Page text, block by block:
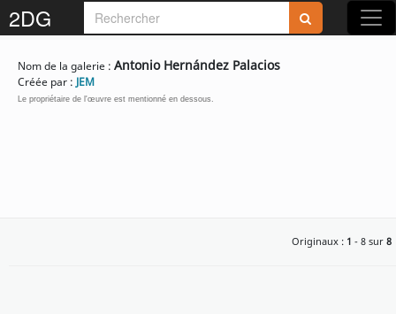
2DG
Nom de la galerie : Antonio Hernández Palacios
Créée par : JEM
Le propriétaire de l'œuvre est mentionné en dessous.
Originaux : 1 - 8 sur 8